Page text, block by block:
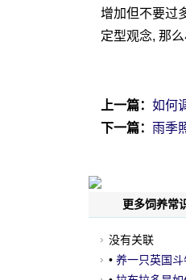
增加但不要过
定型观念, 那
上一篇： 如何
下一篇： 雨季
更多饲养常
没有关联
• 养一只英国